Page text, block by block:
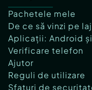
Pachetele mele
De ce să vinzi pe
Aplicații: Android
Verificare telefon
Ajutor
Reguli de utilizare
Sfaturi de